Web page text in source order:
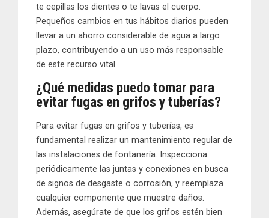
te cepillas los dientes o te lavas el cuerpo.
Pequeños cambios en tus hábitos diarios pueden
llevar a un ahorro considerable de agua a largo
plazo, contribuyendo a un uso más responsable
de este recurso vital.
¿Qué medidas puedo tomar para
evitar fugas en grifos y tuberías?
Para evitar fugas en grifos y tuberías, es
fundamental realizar un mantenimiento regular de
las instalaciones de fontanería. Inspecciona
periódicamente las juntas y conexiones en busca
de signos de desgaste o corrosión, y reemplaza
cualquier componente que muestre daños.
Además, asegúrate de que los grifos estén bien